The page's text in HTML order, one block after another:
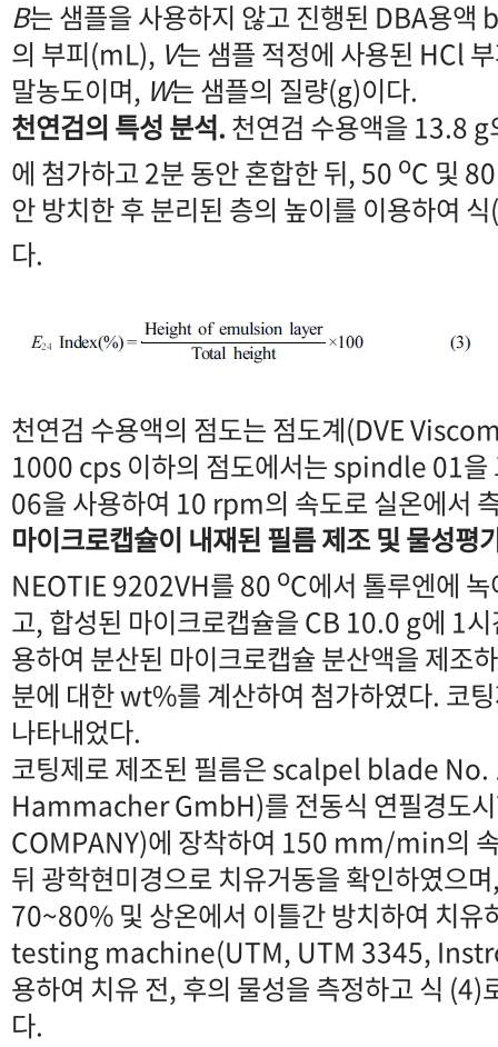
B는 샘플을 사용하지 않고 진행된 DBA용
의 부피(mL), V는 샘플 적정에 사용된 HCl
말농도이며, W는 샘플의 질량(g)이다.
천연검의 특성 분석.천연검 수용액을 13.8
에 첨가하고 2분 동안 혼합한 뒤, 50 oC 및
안 방치한 후 분리된 층의 높이를 이용하여
다.
천연검 수용액의 점도는 점도계(DVE
1000 cps 이하의 점도에서는 spindle 01
06을 사용하여 10 rpm의 속도로 실온에서
마이크로캡슐이 내재된 필름 제조 및 물성평
NEOTIE 9202VH를 80 oC에서 톨루엔에
고, 합성된 마이크로캡슐을 CB 10.0 g에 1
용하여 분산된 마이크로캡슐 분산액을 제조
분에 대한 wt%를 계산하여 첨가하였다. 코
나타내었다.
코팅제로 제조된 필름은 scalpel blade
Hammacher GmbH)를 전동식 연필경도
COMPANY)에 장착하여 150 mm/min의
뒤 광학현미경으로 치유거동을 확인하였으
70~80% 및 상온에서 이틀간 방치하여 치
testing machine(UTM, UTM 3345,
용하여 치유 전, 후의 물성을 측정하고 식 (4)
다.